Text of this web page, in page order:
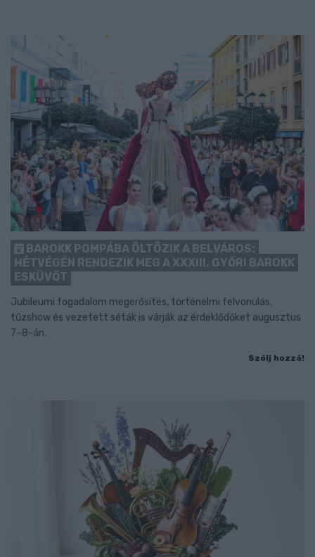
BAROKK POMPÁBA ÖLTÖZIK A BELVÁROS:
HÉTVÉGÉN RENDEZIK MEG A XXXIII. GYŐRI BAROKK
ESKÜVŐT
Jubileumi fogadalom megerősítés, történelmi felvonulás,
tűzshow és vezetett séták is várják az érdeklődőket augusztus
7–8-án.
Szólj hozzá!